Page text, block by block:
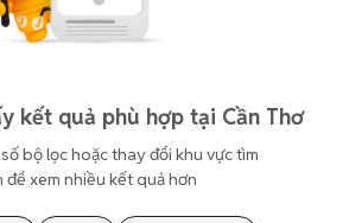
kết quả phù hợp tại Cần Thơ
bộ lọc hoặc thay đổi khu vực tìm
để xem nhiều kết quả hơn